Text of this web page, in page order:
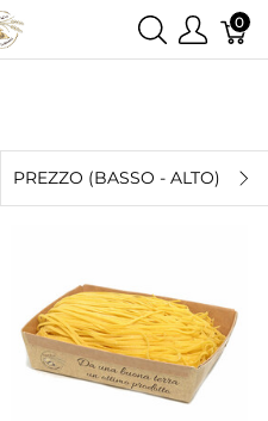
0
PREZZO (BASSO - ALTO)